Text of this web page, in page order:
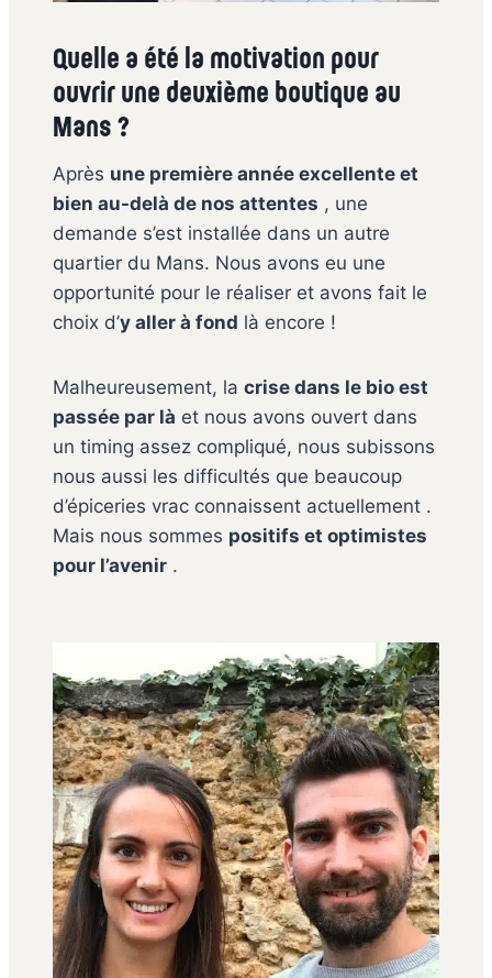
Quelle a été la motivation pour
ouvrir une deuxième boutique au
Mans ?
Après une première année excellente et
bien au-delà de nos attentes , une
demande s’est installée dans un autre
quartier du Mans. Nous avons eu une
opportunité pour le réaliser et avons fait le
choix d’y aller à fond là encore !
Malheureusement, la crise dans le bio est
passée par là et nous avons ouvert dans
un timing assez compliqué, nous subissons
nous aussi les difficultés que beaucoup
d’épiceries vrac connaissent actuellement .
Mais nous sommes positifs et optimistes
pour l’avenir .